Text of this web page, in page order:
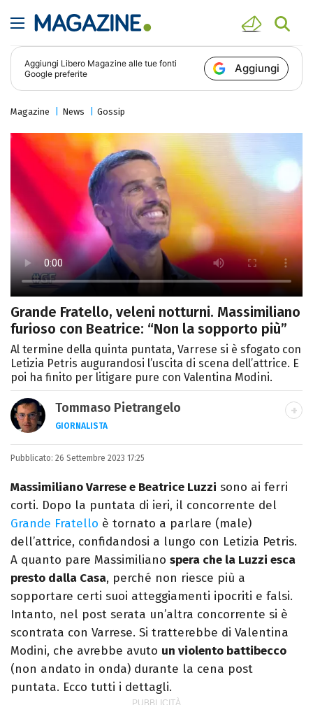
Aggiungi Libero Magazine alle tue fonti
Google preferite
Aggiungi
Magazine News Gossip
Grande Fratello, veleni notturni. Massimiliano
furioso con Beatrice: “Non la sopporto più”
Al termine della quinta puntata, Varrese si è sfogato con
Letizia Petris augurandosi l’uscita di scena dell’attrice. E
poi ha finito per litigare pure con Valentina Modini.
Tommaso Pietrangelo
GIORNALISTA
Autore, giornalista, cantautore. Laureato in
cinema, poesia e Shakespeare. Scrive
canzoni e ama i gatti.
Pubblicato: 26 Settembre 2023 17:25
Massimiliano Varrese e Beatrice Luzzi sono ai ferri
corti. Dopo la puntata di ieri, il concorrente del
Grande Fratello è tornato a parlare (male)
dell’attrice, confidandosi a lungo con Letizia Petris.
A quanto pare Massimiliano spera che la Luzzi esca
presto dalla Casa, perché non riesce più a
sopportare certi suoi atteggiamenti ipocriti e falsi.
Intanto, nel post serata un’altra concorrente si è
scontrata con Varrese. Si tratterebbe di Valentina
Modini, che avrebbe avuto un violento battibecco
(non andato in onda) durante la cena post
puntata. Ecco tutti i dettagli.